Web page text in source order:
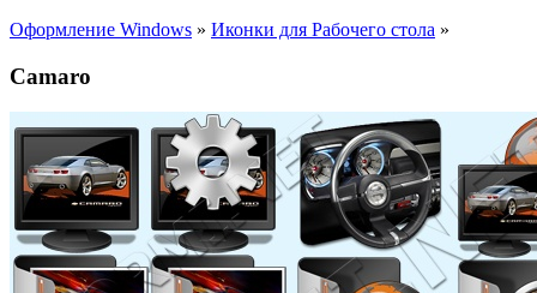
Оформление Windows » Иконки для Рабочего стола »
Camaro